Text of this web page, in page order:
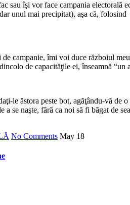
sau îşi vor face campania
unul mai precipitat), aşa că,
campanie, îmi voi duce războiul
de capacităţile ei, înseamnă
le ăstora peste bot, agăţându-vă de
a se naşte, fără ca noi să fi băgat de
No Comments May 18